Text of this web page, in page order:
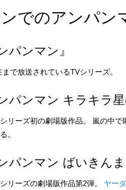
でのアンパン
パンマン』
で放送されているTVシリーズ。
パンマン キラキラ星
リーズ初の劇場版作品。 嵐の中で
。
パンマン ばいきんま
リーズの劇場版作品第2弾。 ヤー